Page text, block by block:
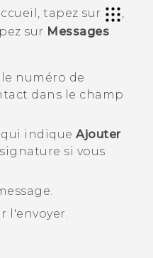
, tapez sur
,
sur Messages
numéro de
dans le champ
qui indique Ajouter
si vous
l'envoyer.